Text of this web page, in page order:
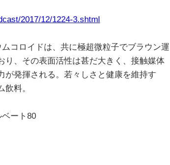
2017/12/1224-3.shtml
コロイドは、共に極超微粒子でブラウン運
り、その表面活性は甚だ大きく、接触媒体
が発揮される。若々しさと健康を維持す
料。
ート80